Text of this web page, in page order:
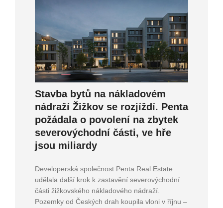
Stavba bytů na nákladovém
nádraží Žižkov se rozjíždí. Penta
požádala o povolení na zbytek
severovýchodní části, ve hře
jsou miliardy
Developerská společnost Penta Real Estate
udělala další krok k zastavění severovýchodní
části žižkovského nákladového nádraží.
Pozemky od Českých drah koupila vloni v říjnu –